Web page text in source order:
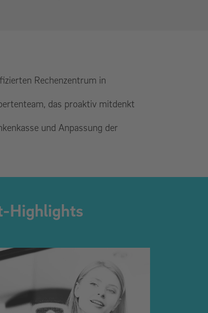
Rechenzentrum in
das proaktiv mitdenkt
und Anpassung der
Highlights